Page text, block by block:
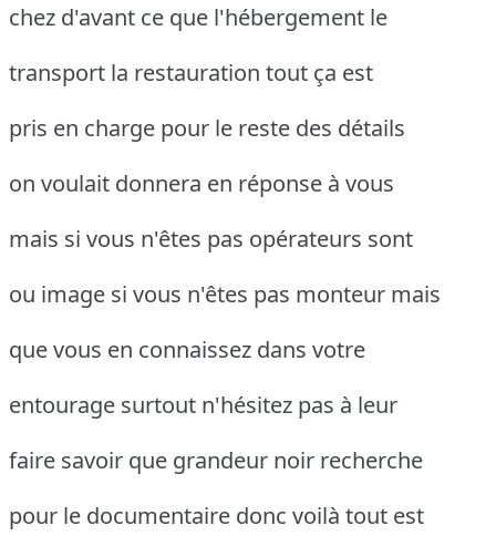
chez d'avant ce que l'hébergement le
transport la restauration tout ça est
pris en charge pour le reste des détails
on voulait donnera en réponse à vous
mais si vous n'êtes pas opérateurs sont
ou image si vous n'êtes pas monteur mais
que vous en connaissez dans votre
entourage surtout n'hésitez pas à leur
faire savoir que grandeur noir recherche
pour le documentaire donc voilà tout est